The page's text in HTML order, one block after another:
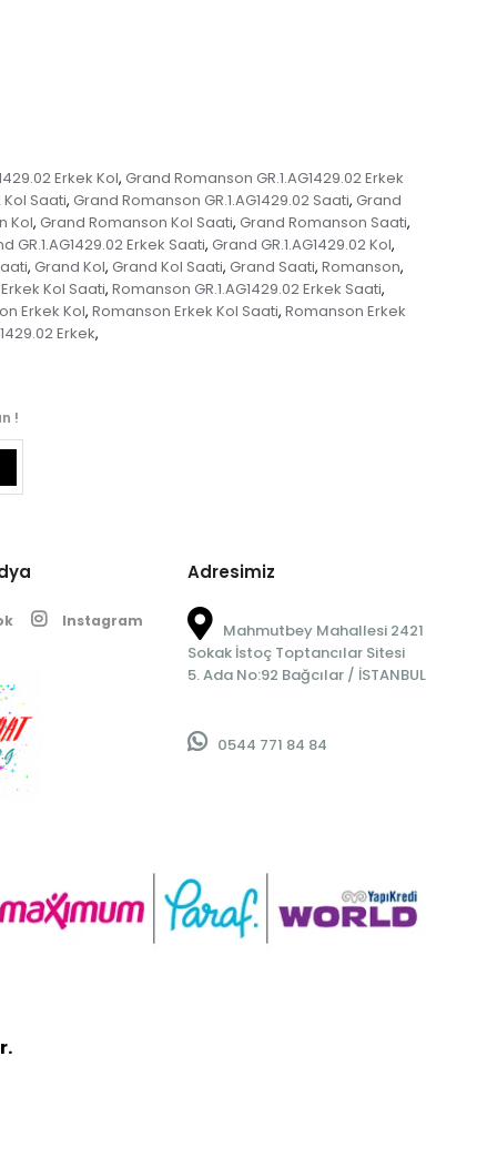
Erkek Kol, Grand Romanson GR.1.AG1429.02 Erkek
Kol Saati, Grand Romanson GR.1.AG1429.02 Saati, Grand
Kol, Grand Romanson Kol Saati, Grand Romanson Saati,
GR.1.AG1429.02 Erkek Saati, Grand GR.1.AG1429.02 Kol,
, Grand Kol, Grand Kol Saati, Grand Saati, Romanson,
Kol Saati, Romanson GR.1.AG1429.02 Erkek Saati,
Erkek Kol, Romanson Erkek Kol Saati, Romanson Erkek
Erkek,
!
Instagram
Adresimiz
Mahmutbey Mahallesi 2421
Sokak İstoç Toptancılar Sitesi
5. Ada No:92 Bağcılar / İSTANBUL
0544 771 84 84